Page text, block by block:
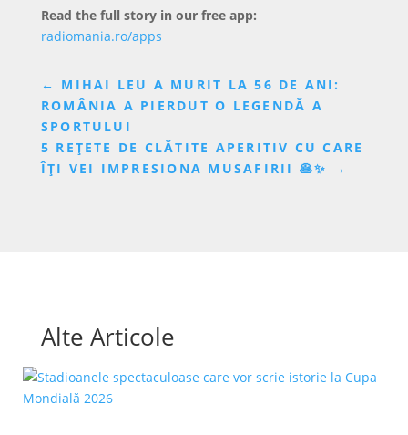
Read the full story in our free app:
radiomania.ro/apps
← MIHAI LEU A MURIT LA 56 DE ANI:
ROMÂNIA A PIERDUT O LEGENDĂ A
SPORTULUI
5 REȚETE DE CLĂTITE APERITIV CU CARE
ÎȚI VEI IMPRESIONA MUSAFIRII 🥞✨ →
Alte Articole